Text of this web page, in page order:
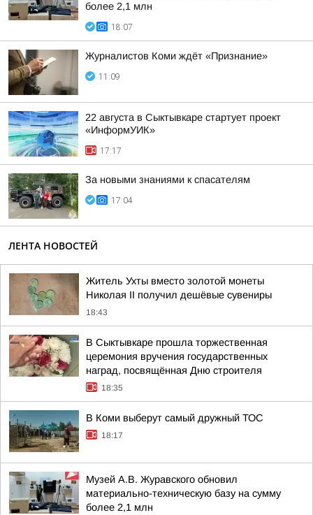
более 2,1 млн
18:07
Журналистов Коми ждёт «Признание»
11:09
22 августа в Сыктывкаре стартует проект
«ИнформУИК»
17:17
За новыми знаниями к спасателям
17:04
ЛЕНТА НОВОСТЕЙ
Житель Ухты вместо золотой монеты
Николая II получил дешёвые сувениры
18:43
В Сыктывкаре прошла торжественная
церемония вручения государственных
наград, посвящённая Дню строителя
18:35
В Коми выберут самый дружный ТОС
18:17
Музей А.В. Журавского обновил
материально-техническую базу на сумму
более 2,1 млн